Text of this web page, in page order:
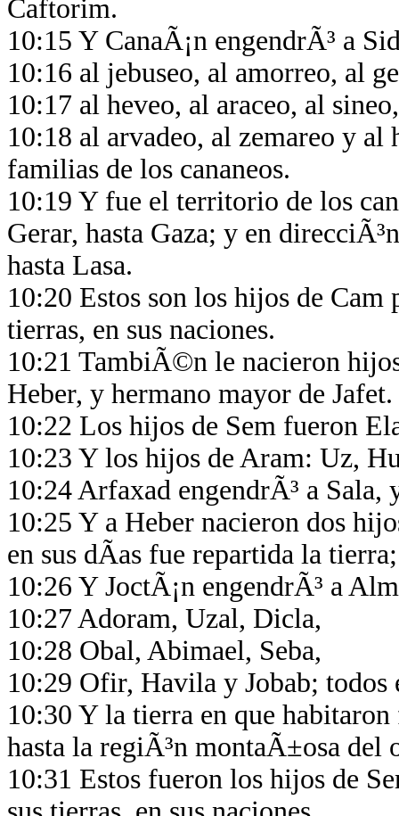
Caftorim.
10:15 Y CanaÃ¡n engendrÃ³ a
10:16 al jebuseo, al amorreo, al
10:17 al heveo, al araceo, al
10:18 al arvadeo, al zemareo y al
familias de los cananeos.
10:19 Y fue el territorio de los
Gerar, hasta Gaza; y en
hasta Lasa.
10:20 Estos son los hijos de Cam
tierras, en sus naciones.
10:21 TambiÃ©n le nacieron
Heber, y hermano mayor de Jafet.
10:22 Los hijos de Sem fueron
10:23 Y los hijos de Aram: Uz,
10:24 Arfaxad engendrÃ³ a Sala,
10:25 Y a Heber nacieron dos
en sus dÃ­as fue repartida la
10:26 Y JoctÃ¡n engendrÃ³ a
10:27 Adoram, Uzal, Dicla,
10:28 Obal, Abimael, Seba,
10:29 Ofir, Havila y Jobab;
10:30 Y la tierra en que
hasta la regiÃ³n montaÃ±osa del
10:31 Estos fueron los hijos de